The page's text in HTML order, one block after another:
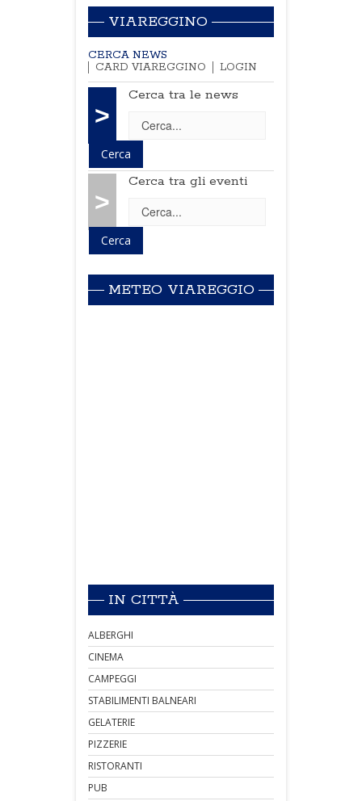
VIAREGGINO
CERCA NEWS
CARD VIAREGGINO
LOGIN
>
Cerca tra le news
>
Cerca tra gli eventi
METEO VIAREGGIO
IN CITTÀ
ALBERGHI
CINEMA
CAMPEGGI
STABILIMENTI BALNEARI
GELATERIE
PIZZERIE
RISTORANTI
PUB